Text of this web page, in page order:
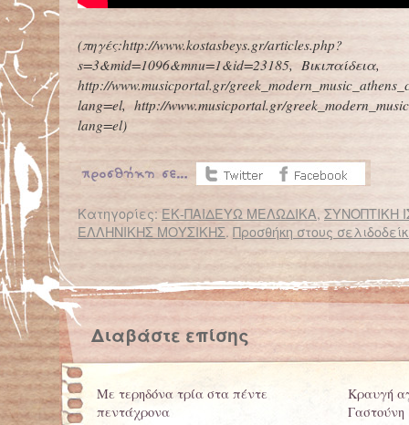
(πηγές:http://www.kostasbeys.gr/articles.php?
s=3&mid=1096&mnu=1&id=23185, Βικιπαίδεια,
http://www.musicportal.gr/
lang=el, http://www.musicportal.gr/
lang=el)
Κατηγορίες: ΕΚ-ΠΑΙΔΕΥΩ ΜΕΛΩΔΙΚΑ, ΣΥΝΟΠΤΙΚΗ
ΕΛΛΗΝΙΚΗΣ ΜΟΥΣΙΚΗΣ. Προσθήκη στους
← Επιστροφή στο %s
Παιδικός σταθμός για παράτολμους κασκαντέρ
Διαβάστε επίσης
Με τερηδόνα τρία στα πέντε
πεντάχρονα
Κραυγή
Γαστούνη